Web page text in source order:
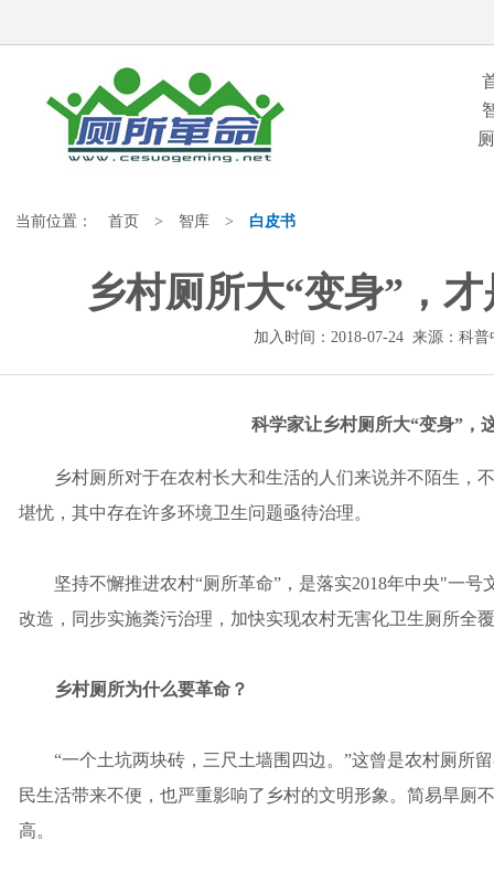
当前位置： 首页 > 智库 > 白皮书
乡村厕所大“变身”，
加入时间：2018-07-24 来源：科
科学家让乡村厕所大“变身”，
乡村厕所对于在农村长大和生活的人们来说并不陌生，
堪忧，其中存在许多环境卫生问题亟待治理。
坚持不懈推进农村“厕所革命”，是落实2018年中央"一号
改造，同步实施粪污治理，加快实现农村无害化卫生厕所全
乡村厕所为什么要革命？
“一个土坑两块砖，三尺土墙围四边。”这曾是农村厕所
民生活带来不便，也严重影响了乡村的文明形象。简易旱厕
高。